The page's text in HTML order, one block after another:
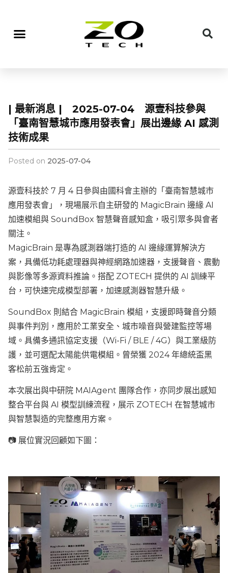
| 最新消息 | 2025-07-04 源壹科技參與
「臺南智慧城市應用發表會」展出邊緣 AI 感測
技術成果
Posted on 2025-07-04
源壹科技於 7 月 4 日參與由國科會主辦的「臺南智慧城市
應用發表會」，現場展示自主研發的 MagicBrain 邊緣 AI
加速模組與 SoundBox 智慧聲音感知盒，吸引眾多與會者
關注。
MagicBrain 是專為感測器端打造的 AI 邊緣運算解決方
案，具備低功耗處理器與神經網路加速器，支援聲音、震動
與影像等多源資料推論。搭配 ZOTECH 提供的 AI 訓練平
台，可快速完成模型部署，加速感測器智慧升級。
SoundBox 則結合 MagicBrain 模組，支援即時聲音分類
與事件判別，應用於工業安全、城市噪音與營建監控等場
域。具備多通訊協定支援（Wi-Fi / BLE / 4G）與工業級防
護，並可選配太陽能供電模組。曾榮獲 2024 年總統盃黑
客松前五強肯定。
本次展出與中研院 MAIAgent 團隊合作，亦同步展出感知
整合平台與 AI 模型訓練流程，展示 ZOTECH 在智慧城市
與智慧製造的完整應用方案。
📷 展位實況回顧如下圖：